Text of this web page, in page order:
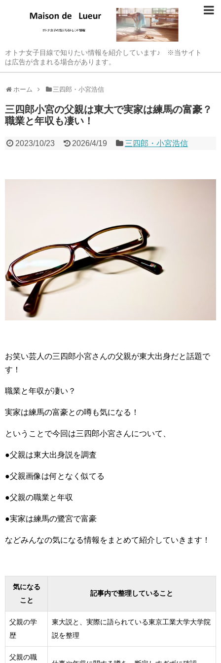
オトナ女子目線で知りたい情報を紹介しています♪ ※当サイト
は広告が含まれる場合があります。
ホーム 三四郎・小宮浩信
三四郎小宮の父親は東大で実家は練馬の富豪？
職業と年収も凄い！
2023/10/23 2026/4/19 三四郎・小宮浩信
お笑い芸人の三四郎小宮さんの父親が東大出身だと話題で
す！
職業と年収が凄い？
実家は練馬の富豪との噂も気になる！
ということで今回は三四郎小宮さんについて、
●父親は東大出身説を調査
●父親画像は何となく似てる
●父親の職業と年収
●実家は練馬の鷺宮で富豪
などみんなの気になる情報をまとめて紹介していきます！
気になる
こと
記事内で整理していること
父親の学
歴
東大説と、実際に語られている東京工業大学大学院
説を整理
父親の職